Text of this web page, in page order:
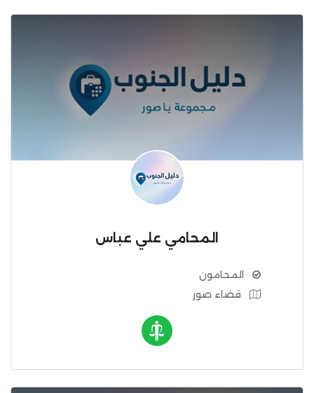
المحامي علي عباس
المحامون
قضاء صور